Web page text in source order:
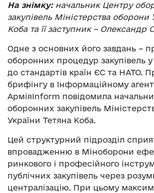
На знімку:начальник Центру
закупівель Міністерства оборони
Коба та її заступник – Олександр
Одне з основних його завдань –
оборонних процедур закупівель у
до стандартів країн ЄС та НАТО.
брифінгу в Інформаційному
АрміяInform повідомила
оборонних закупівель
України Тетяна Коба.
Цей структурний підрозділ
впровадженню в Міноборони
ринкового і професійного
публічних закупівель через
централізацію. При цьому